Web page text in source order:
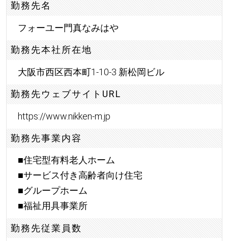
勤務先名
フォーユー門真なみはや
勤務先本社所在地
大阪市西区西本町1-10-3 新松岡ビル
勤務先ウェブサイトURL
https://www.nikken-m.jp
勤務先事業内容
■住宅型有料老人ホーム
■サービス付き高齢者向け住宅
■グループホーム
■福祉用具事業所
勤務先従業員数